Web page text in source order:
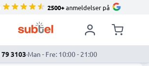
2500+anmeldelser på
79 3103·Man - Fre: 10:00 - 21:00